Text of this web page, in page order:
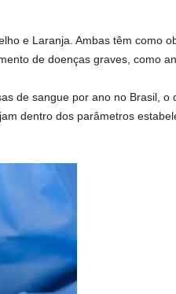
e Laranja. Ambas têm como
de doenças graves, como
de sangue por ano no Brasil, o
dentro dos parâmetros